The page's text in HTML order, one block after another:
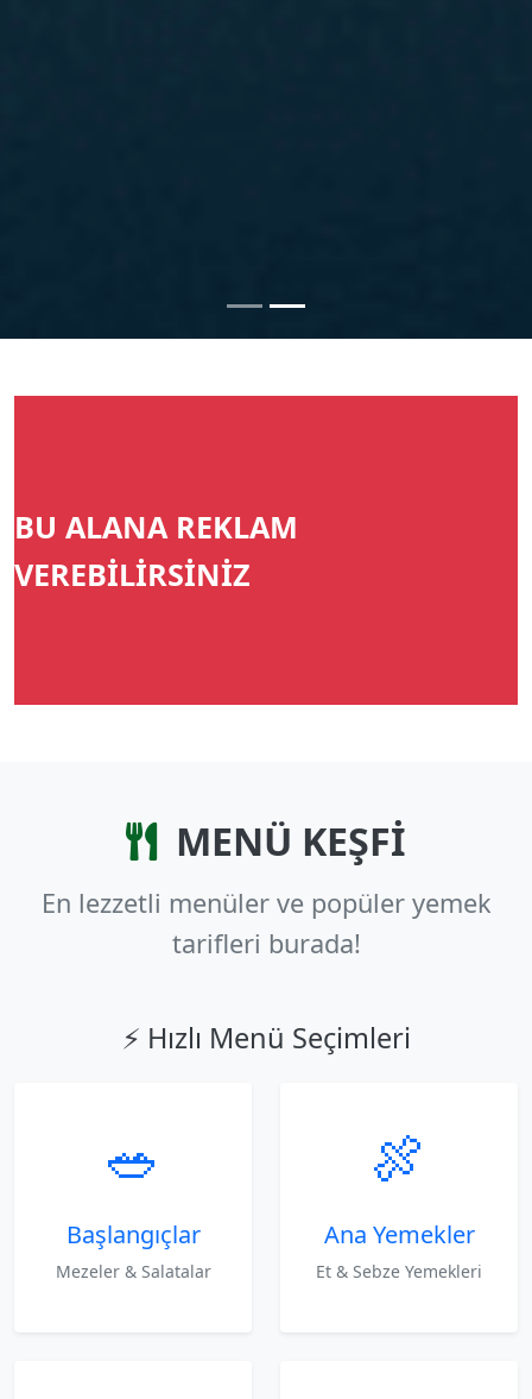
BU ALANA REKLAM
VEREBİLİRSİNİZ
MENÜ KEŞFİ
En lezzetli menüler ve popüler yemek
tarifleri burada!
⚡ Hızlı Menü Seçimleri
🥗
Başlangıçlar
Mezeler & Salatalar
🍖
Ana Yemekler
Et & Sebze Yemekleri